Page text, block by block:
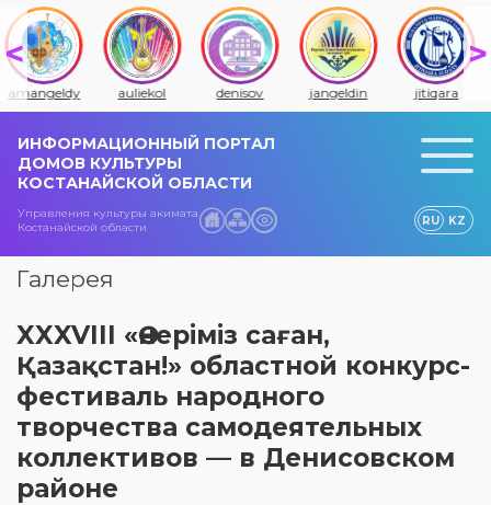
amangeldy auliekol denisov jangeldin jitiqara
ИНФОРМАЦИОННЫЙ ПОРТАЛ
ДОМОВ КУЛЬТУРЫ
КОСТАНАЙСКОЙ ОБЛАСТИ
Управления культуры акимата
Костанайской области
RU KZ
Галерея
XXXVIII «Өнеріміз саған,
Қазақстан!» областной конкурс-
фестиваль народного
творчества самодеятельных
коллективов — в Денисовском
районе